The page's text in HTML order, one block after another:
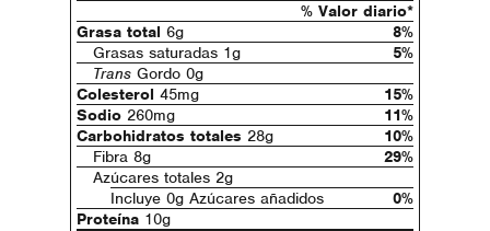
% Valor diario*
Grasa total 6g
8%
Grasas saturadas 1g
5%
Trans Gordo 0g
Colesterol 45mg
15%
Sodio 260mg
11%
Carbohidratos totales 28g
10%
Fibra 8g
29%
Azúcares totales 2g
Incluye 0g Azúcares añadidos
0%
Proteína 10g